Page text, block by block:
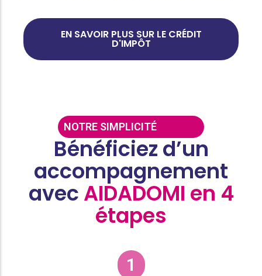
EN SAVOIR PLUS SUR LE CRÉDIT
D'IMPÔT
NOTRE SIMPLICITÉ
Bénéficiez d’un
accompagnement
avec AIDADOMI en 4
étapes
1